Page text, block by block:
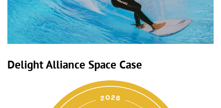
Delight Alliance Space Case